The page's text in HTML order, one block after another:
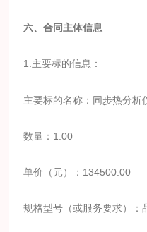
六、合同主体信息
1.主要标的信息：
主要标的名称：同步热分析
数量：1.00
单价（元）：134500.00
规格型号（或服务要求）：